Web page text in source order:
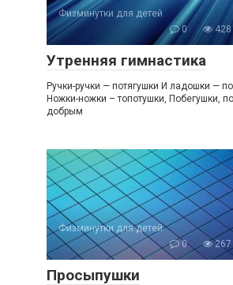
Физминутки для детей
0
Утренняя гимнастика
Ручки-ручки — потягушки И ладошки —
Ножки-ножки – топотушки, Побегушки,
добрым
Физминутки для детей
0
267
Просыпушки